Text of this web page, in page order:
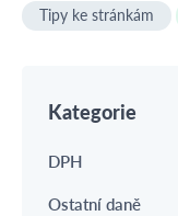
Tipy ke stránkám
Kategorie
DPH
Ostatní daně